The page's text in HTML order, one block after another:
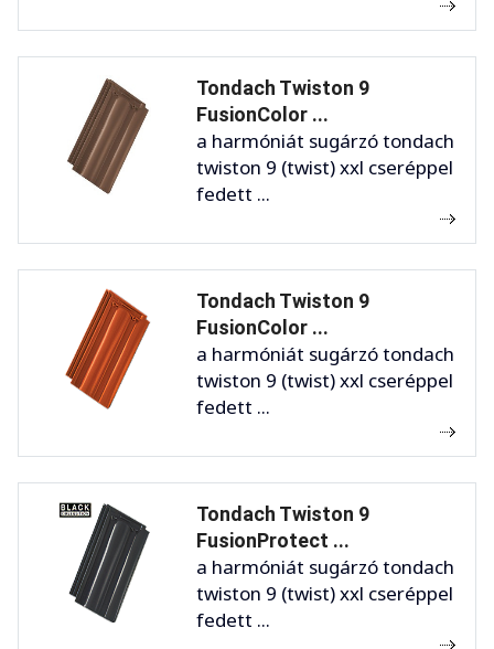
Tondach Twiston 9
FusionColor ...
a harmóniát sugárzó tondach
twiston 9 (twist) xxl cseréppel
fedett ...
Tondach Twiston 9
FusionColor ...
a harmóniát sugárzó tondach
twiston 9 (twist) xxl cseréppel
fedett ...
Tondach Twiston 9
FusionProtect ...
a harmóniát sugárzó tondach
twiston 9 (twist) xxl cseréppel
fedett ...